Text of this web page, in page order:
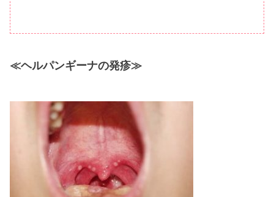
≪ヘルパンギーナの発疹≫